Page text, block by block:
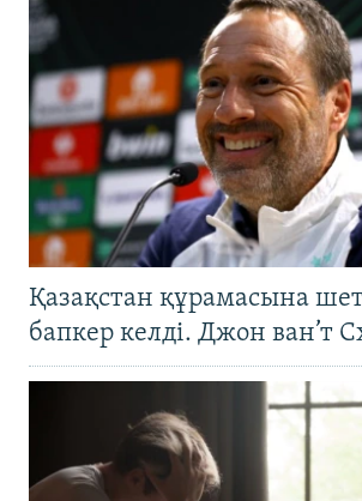
Қазақстан құрамасына
бапкер келді. Джон ван’т